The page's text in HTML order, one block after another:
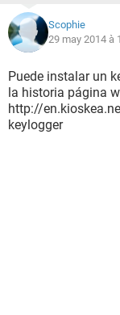
Scophie
29 may 2014 à
Puede instalar un
la historia página
http://
keylogger